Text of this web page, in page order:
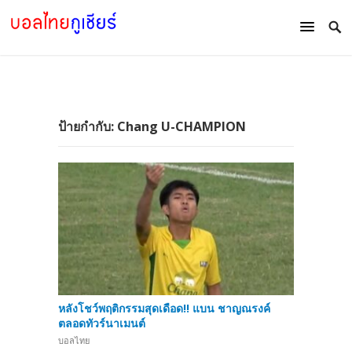
ป้ายกำกับ: Chang U-CHAMPION
หลังโชว์พฤติกรรมสุดเดือด!! แบน ชาญณรงค์
ตลอดทัวร์นาเมนต์
บอลไทย